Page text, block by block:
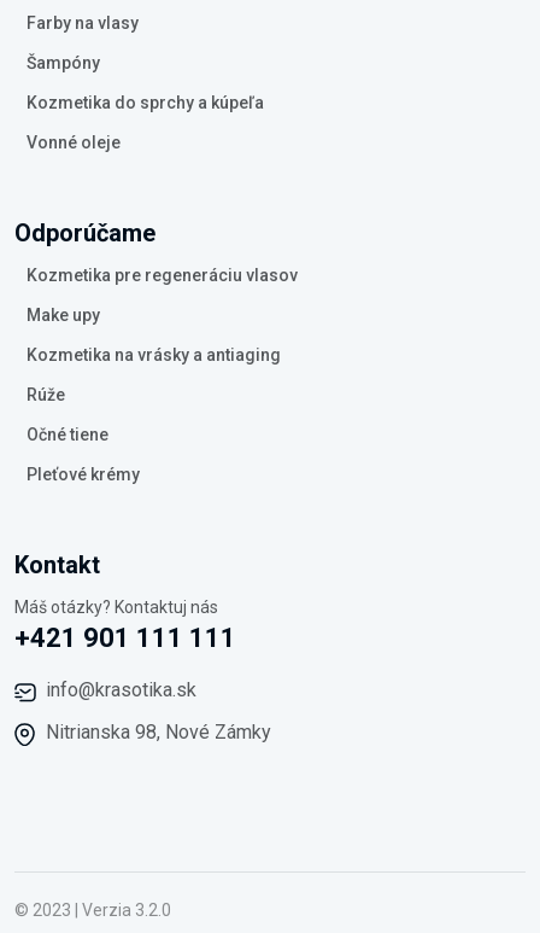
Farby na vlasy
Šampóny
Kozmetika do sprchy a kúpeľa
Vonné oleje
Odporúčame
Kozmetika pre regeneráciu vlasov
Make upy
Kozmetika na vrásky a antiaging
Rúže
Očné tiene
Pleťové krémy
Kontakt
Máš otázky? Kontaktuj nás
+421 901 111 111
info@krasotika.sk
Nitrianska 98, Nové Zámky
© 2023 | Verzia 3.2.0